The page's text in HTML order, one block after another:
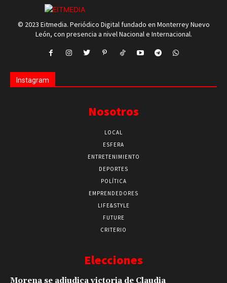
© 2023 Eitmedia. Periódico Digital fundado en Monterrey Nuevo
León, con presencia a nivel Nacional e Internacional.
Instagram
Nosotros
LOCAL
ESFERA
ENTRETENIMIENTO
DEPORTES
POLÍTICA
EMPRENDEDORES
LIFE&STYLE
FUTURE
CRITERIO
Elecciones
Morena se adjudica victoria de Claudia